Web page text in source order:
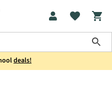
deals!